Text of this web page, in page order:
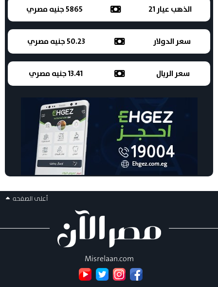
الذهب عيار 21 5865 جنيه مصري
سعر الدولار 50.23 جنيه مصري
سعر الريال 13.41 جنيه مصري
أعلى الصفحه
Misrelaan.com